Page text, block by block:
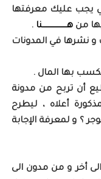
يجب عليك معرفتها
من هــــــــــــــــــــنا .
و نشرها في المدونات
أن تربح من مدونة
أعلاه ، ليطرح
؟ و لمعرفة الإجابة
أخر و من مدون الى